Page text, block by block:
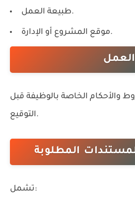
طبيعة العمل.
موقع المشروع أو الإدارة.
والأحكام الخاصة بالوظيفة قبل
التوقيع.
تشمل: